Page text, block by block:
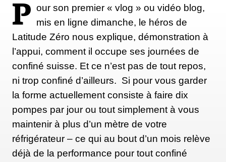
P our son premier « vlog » ou vidéo blog,
mis en ligne dimanche, le héros de
Latitude Zéro nous explique, démonstration à
l’appui, comment il occupe ses journées de
confiné suisse. Et ce n’est pas de tout repos,
ni trop confiné d’ailleurs. Si pour vous garder
la forme actuellement consiste à faire dix
pompes par jour ou tout simplement à vous
maintenir à plus d’un mètre de votre
réfrigérateur – ce qui au bout d’un mois relève
déjà de la performance pour tout confiné